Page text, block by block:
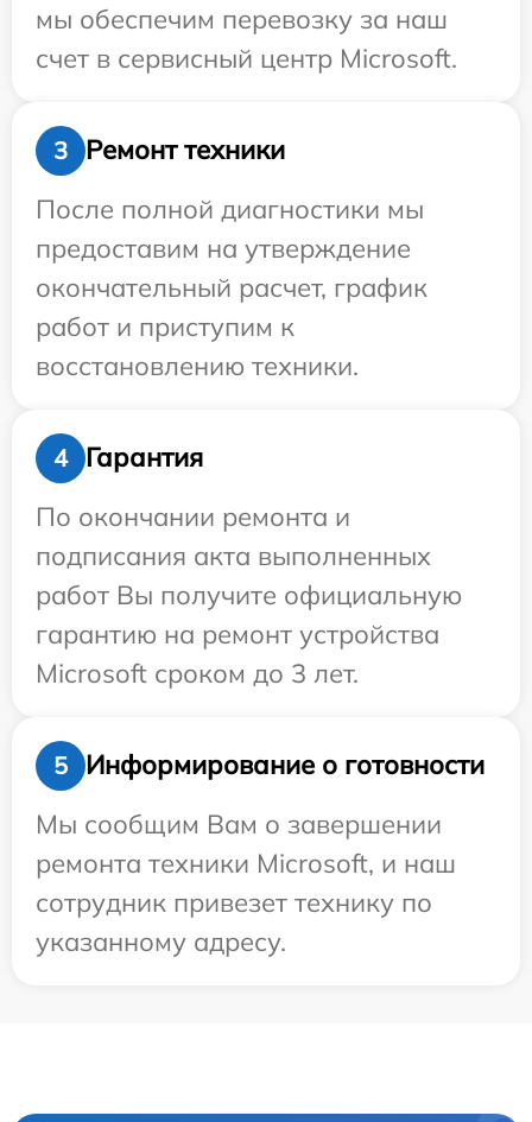
мы обеспечим перевозку за наш
счет в сервисный центр Microsoft.
3
Ремонт техники
После полной диагностики мы
предоставим на утверждение
окончательный расчет, график
работ и приступим к
восстановлению техники.
4
Гарантия
По окончании ремонта и
подписания акта выполненных
работ Вы получите официальную
гарантию на ремонт устройства
Microsoft сроком до 3 лет.
5
Информирование о готовности
Мы сообщим Вам о завершении
ремонта техники Microsoft, и наш
сотрудник привезет технику по
указанному адресу.